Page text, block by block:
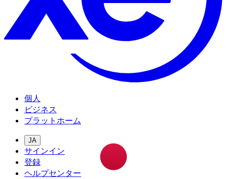
個人
ビジネス
プラットホーム
JA
サインイン
登録
ヘルプセンター